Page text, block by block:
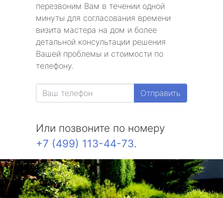
перезвоним Вам в течении одной
минуты для согласования времени
визита мастера на дом и более
детальной консультации решения
Вашей проблемы и стоимости по
телефону.
Отправить
Или позвоните по номеру
+7 (499) 113-44-73.